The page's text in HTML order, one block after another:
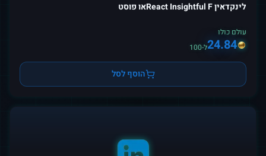
לינקדאין React Insightful Fאו פוסט
עולם כולו
24.84ל-100
הוסף לסל